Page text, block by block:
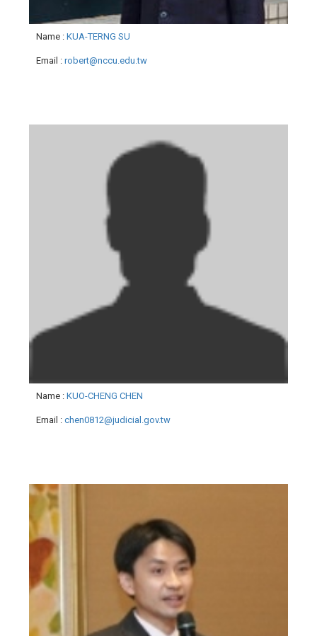
Name : KUA-TERNG SU
Email : robert@nccu.edu.tw
Name : KUO-CHENG CHEN
Email : chen0812@judicial.gov.tw